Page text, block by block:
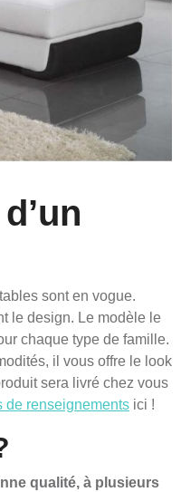
sont en vogue.
le design. Le modèle le
chaque type de famille.
il vous offre le look
sera livré chez vous
de renseignements ici !
qualité, à plusieurs